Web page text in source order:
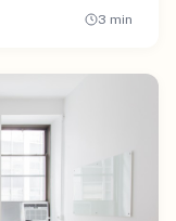
3 min